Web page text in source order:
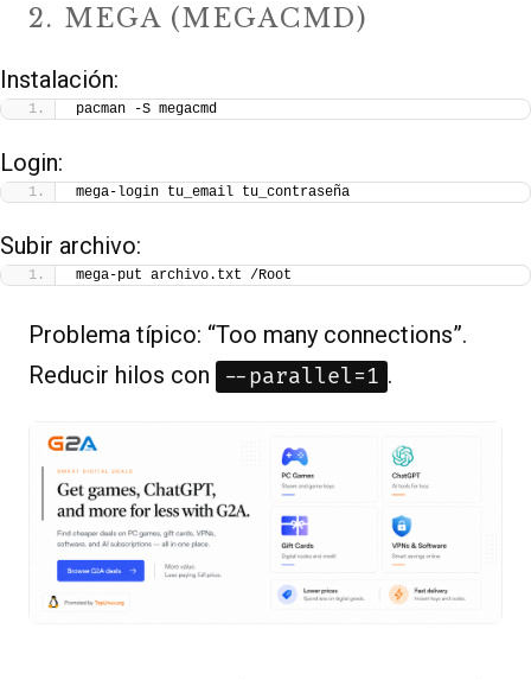
2. MEGA (MEGACMD)
Instalación:
pacman -S megacmd
Login:
mega-login tu_email tu_contraseña
Subir archivo:
mega-put archivo.txt /Root
Problema típico: “Too many connections”.
Reducir hilos con
--parallel=1 .